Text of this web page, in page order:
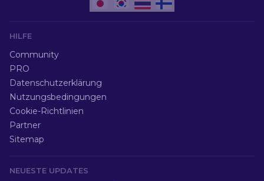
HILFE
Community
PRO
Datenschutzerklärung
Nutzungsbedingungen
Cookie-Richtlinien
Partner
Sitemap
NEUESTE UPDATES